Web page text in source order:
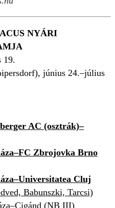
NYÁRI
19.
június 24.–július
AC (osztrák)–
Zbrojovka Brno
Cluj
Babunszki, Tarcsi)
(NB III)